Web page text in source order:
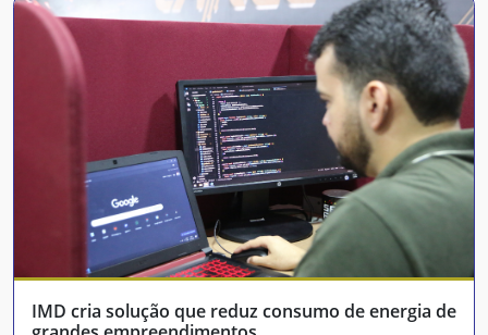
IMD cria solução que reduz consumo de energia de